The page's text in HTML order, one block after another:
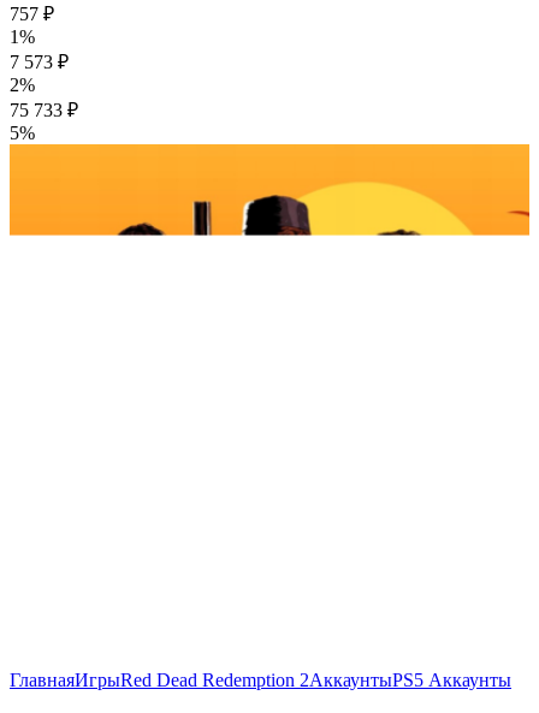
757 ₽
1%
7 573 ₽
2%
75 733 ₽
5%
ГлавнаяИгрыRed Dead Redemption 2АккаунтыPS5 Аккаунты